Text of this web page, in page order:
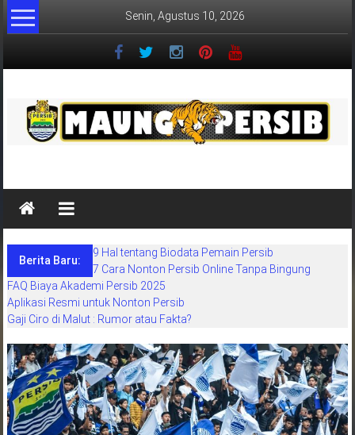
Lompat
ke
Senin, Agustus 10, 2026
Maung
Persib
situs
berita
khusus
sepakbola
bandung
jawa
barat
indonesia
Berita Baru:
9 Hal tentang Biodata Pemain Persib
7 Cara Nonton Persib Online Tanpa Bingung
FAQ Biaya Akademi Persib 2025
Aplikasi Resmi untuk Nonton Persib
Gaji Ciro di Malut : Rumor atau Fakta?